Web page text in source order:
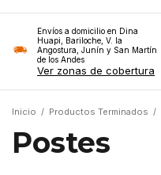
Envíos a domicilio en Dina
Huapi, Bariloche, V. la
Angostura, Junín y San Martín
de los Andes
Ver zonas de cobertura
Inicio / Productos Terminados /
Postes